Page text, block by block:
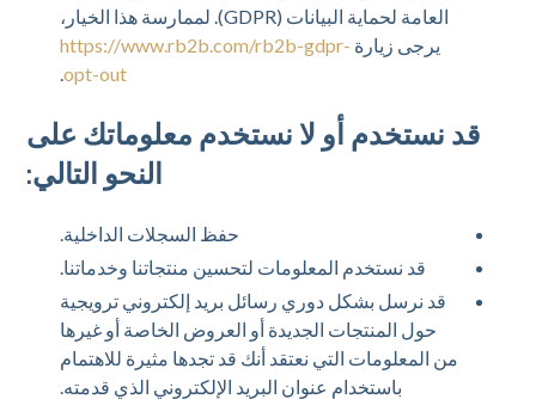
العامة لحماية البيانات (GDPR). لممارسة هذا الخيار،
يرجى زيارة https://www.rb2b.com/rb2b-gdpr-
opt-out
.
قد نستخدم أو لا نستخدم معلوماتك على
النحو التالي:
حفظ السجلات الداخلية.
قد نستخدم المعلومات لتحسين منتجاتنا وخدماتنا.
قد نرسل بشكل دوري رسائل بريد إلكتروني ترويجية
حول المنتجات الجديدة أو العروض الخاصة أو غيرها
من المعلومات التي نعتقد أنك قد تجدها مثيرة للاهتمام
باستخدام عنوان البريد الإلكتروني الذي قدمته.